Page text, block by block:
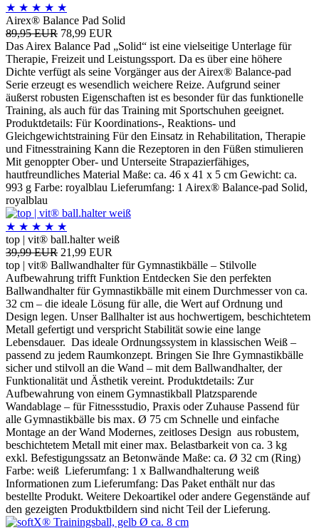
★ ★ ★ ★ ★
Airex® Balance Pad Solid
89,95 EUR 78,99 EUR
Das Airex Balance Pad „Solid“ ist eine vielseitige Unterlage für
Therapie, Freizeit und Leistungssport. Da es über eine höhere
Dichte verfügt als seine Vorgänger aus der Airex® Balance-pad
Serie erzeugt es wesendlich weichere Reize. Aufgrund seiner
äußerst robusten Eigenschaften ist es besonder für das funktionelle
Training, als auch für das Training mit Sportschuhen geeignet.
Produktdetails: Für Koordinations-, Reaktions- und
Gleichgewichtstraining Für den Einsatz in Rehabilitation, Therapie
und Fitnesstraining Kann die Rezeptoren in den Füßen stimulieren
Mit genoppter Ober- und Unterseite Strapazierfähiges,
hautfreundliches Material Maße: ca. 46 x 41 x 5 cm Gewicht: ca.
993 g Farbe: royalblau Lieferumfang: 1 Airex® Balance-pad Solid,
royalblau
★ ★ ★ ★ ★
top | vit® ball.halter weiß
39,99 EUR 21,99 EUR
top | vit® Ballwandhalter für Gymnastikbälle – Stilvolle
Aufbewahrung trifft Funktion Entdecken Sie den perfekten
Ballwandhalter für Gymnastikbälle mit einem Durchmesser von ca.
32 cm – die ideale Lösung für alle, die Wert auf Ordnung und
Design legen. Unser Ballhalter ist aus hochwertigem, beschichtetem
Metall gefertigt und verspricht Stabilität sowie eine lange
Lebensdauer. Das ideale Ordnungssystem in klassischen Weiß –
passend zu jedem Raumkonzept. Bringen Sie Ihre Gymnastikbälle
sicher und stilvoll an die Wand – mit dem Ballwandhalter, der
Funktionalität und Ästhetik vereint. Produktdetails: Zur
Aufbewahrung von einem Gymnastikball Platzsparende
Wandablage – für Fitnessstudio, Praxis oder Zuhause Passend für
alle Gymnastikbälle bis max. Ø 75 cm Schnelle und einfache
Montage an der Wand Modernes, zeitloses Design aus robustem,
beschichtetem Metall mit einer max. Belastbarkeit von ca. 3 kg
exkl. Befestigungssatz an Betonwände Maße: ca. Ø 32 cm (Ring)
Farbe: weiß Lieferumfang: 1 x Ballwandhalterung weiß
Informationen zum Lieferumfang: Das Paket enthält nur das
bestellte Produkt. Weitere Dekoartikel oder andere Gegenstände auf
den gezeigten Produktbildern sind nicht Teil der Lieferung.